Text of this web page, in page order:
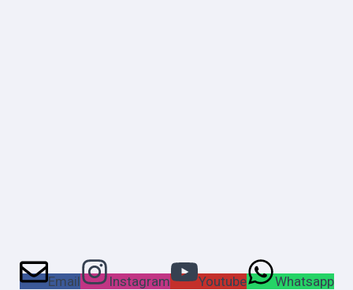
Email Instagram Youtube Whatsapp